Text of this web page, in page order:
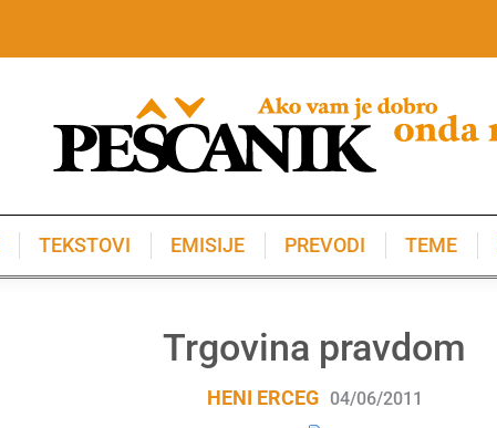
TEKSTOVI EMISIJE PREVODI TEME
Trgovina pravdom
HENI ERCEG 04/06/2011